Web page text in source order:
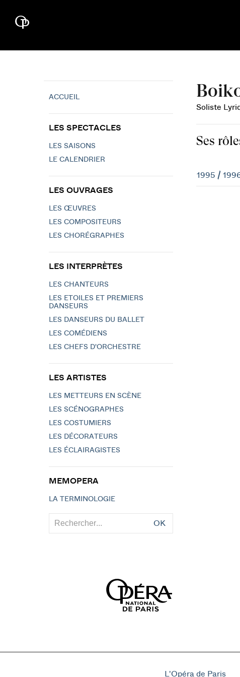
Soliste
Ses
1995 /
ACCUEIL
LES SPECTACLES
LES SAISONS
LE CALENDRIER
LES OUVRAGES
LES ŒUVRES
LES COMPOSITEURS
LES CHORÉGRAPHES
LES INTERPRÈTES
LES CHANTEURS
LES ETOILES ET PREMIERS
DANSEURS
LES DANSEURS DU BALLET
LES COMÉDIENS
LES CHEFS D'ORCHESTRE
LES ARTISTES
LES METTEURS EN SCÈNE
LES SCÉNOGRAPHES
LES COSTUMIERS
LES DÉCORATEURS
LES ÉCLAIRAGISTES
MEMOPERA
LA TERMINOLOGIE
OK
L'Opéra de Paris